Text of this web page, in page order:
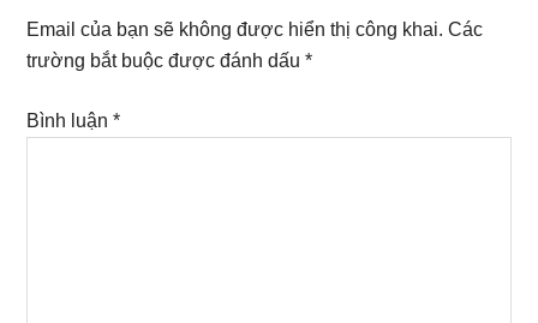
Interactions
Email của bạn sẽ không được hiển thị công khai. Các
trường bắt buộc được đánh dấu*
Bình luận*